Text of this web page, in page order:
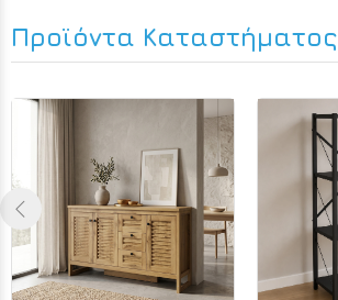
Προϊόντα Καταστήματος